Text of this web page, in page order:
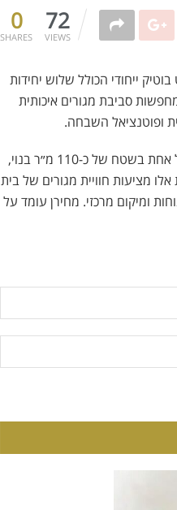
0
SHARES
72
VIEWS
ייחודי הכולל שלוש יחידות
סביבת מגורים איכותית
ופוטנציאל השבחה.
הפרויקט, הנקרא "פרויקט ביאליק", כולל שתי דירות גן מרווחות בנות ארבעה חדרים, כל אחת בשטח של כ-110 מ״ר בנוי,
מציעות חוויית מגורים של בית
ומיקום מרכזי. מחירן עומד על